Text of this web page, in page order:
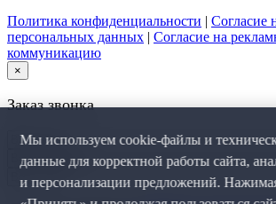
Политика конфиденциальности | Согласие
персональных данных | Согласие на
коммуникацию
×
Заказ звонка
Мы используем cookie-файлы и
данные для корректной работы сайта,
и персонализации предложений.